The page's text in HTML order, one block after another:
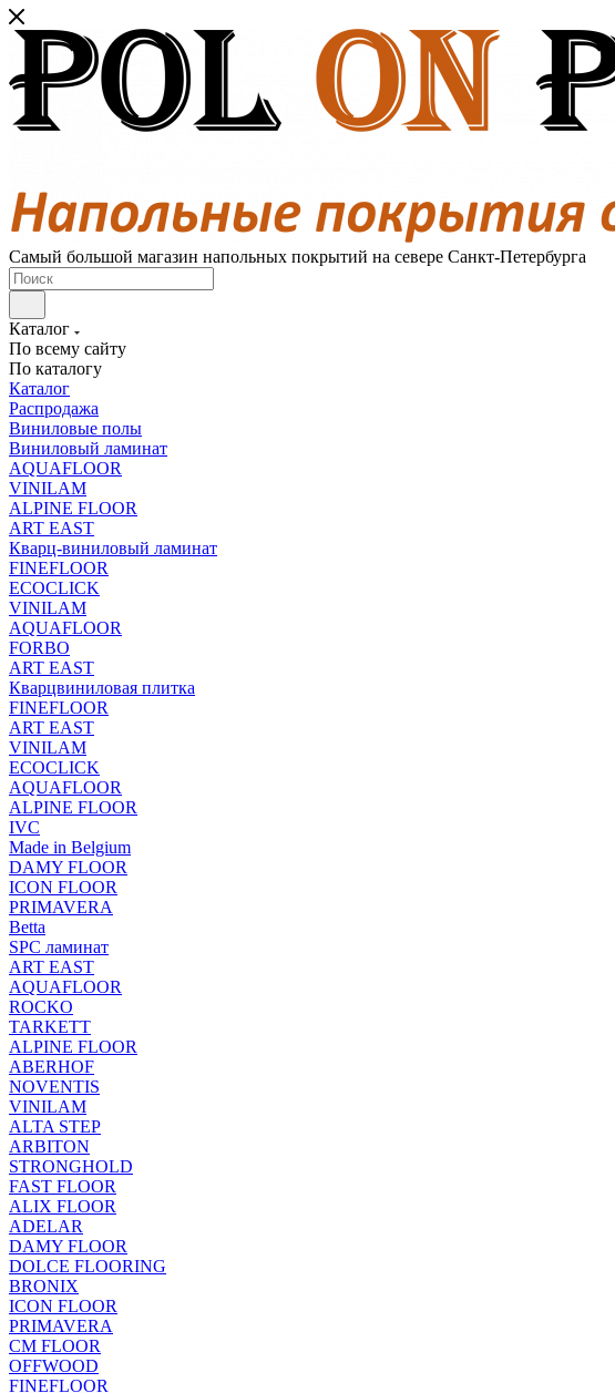
Самый большой магазин напольных покрытий на севере Санкт-Петербурга
Каталог
По всему сайту
По каталогу
Каталог
Распродажа
Виниловые полы
Виниловый ламинат
AQUAFLOOR
VINILAM
ALPINE FLOOR
ART EAST
Кварц-виниловый ламинат
FINEFLOOR
ECOCLICK
VINILAM
AQUAFLOOR
FORBO
ART EAST
Кварцвиниловая плитка
FINEFLOOR
ART EAST
VINILAM
ECOCLICK
AQUAFLOOR
ALPINE FLOOR
IVC
Made in Belgium
DAMY FLOOR
ICON FLOOR
PRIMAVERA
Betta
SPC ламинат
ART EAST
AQUAFLOOR
ROCKO
TARKETT
ALPINE FLOOR
ABERHOF
NOVENTIS
VINILAM
ALTA STEP
ARBITON
STRONGHOLD
FAST FLOOR
ALIX FLOOR
ADELAR
DAMY FLOOR
DOLCE FLOORING
BRONIX
ICON FLOOR
PRIMAVERA
CM FLOOR
OFFWOOD
FINEFLOOR